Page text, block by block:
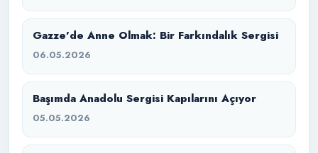
Gazze’de Anne Olmak: Bir Farkındalık Sergisi
06.05.2026
Başımda Anadolu Sergisi Kapılarını Açıyor
05.05.2026